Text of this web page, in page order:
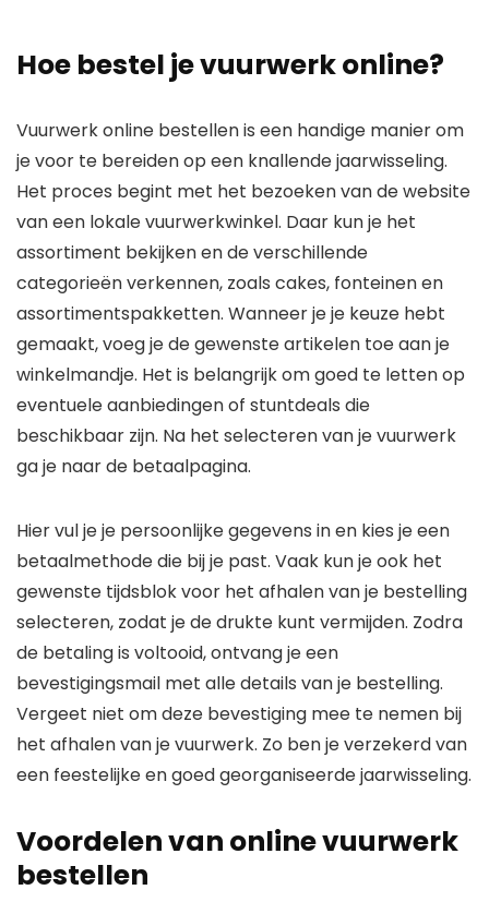
Hoe bestel je vuurwerk online?
Vuurwerk online bestellen is een handige manier om
je voor te bereiden op een knallende jaarwisseling.
Het proces begint met het bezoeken van de website
van een lokale vuurwerkwinkel. Daar kun je het
assortiment bekijken en de verschillende
categorieën verkennen, zoals cakes, fonteinen en
assortimentspakketten. Wanneer je je keuze hebt
gemaakt, voeg je de gewenste artikelen toe aan je
winkelmandje. Het is belangrijk om goed te letten op
eventuele aanbiedingen of stuntdeals die
beschikbaar zijn. Na het selecteren van je vuurwerk
ga je naar de betaalpagina.
Hier vul je je persoonlijke gegevens in en kies je een
betaalmethode die bij je past. Vaak kun je ook het
gewenste tijdsblok voor het afhalen van je bestelling
selecteren, zodat je de drukte kunt vermijden. Zodra
de betaling is voltooid, ontvang je een
bevestigingsmail met alle details van je bestelling.
Vergeet niet om deze bevestiging mee te nemen bij
het afhalen van je vuurwerk. Zo ben je verzekerd van
een feestelijke en goed georganiseerde jaarwisseling.
Voordelen van online vuurwerk
bestellen